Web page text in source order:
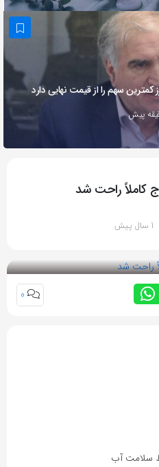
کمترین سهم را از قیمت نهایی دارد
کاملاً راحت شد
1 سال پیش
0
سلامت آب